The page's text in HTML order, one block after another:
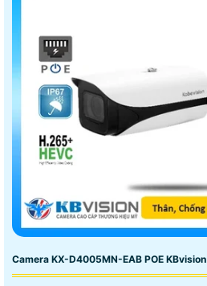
Camera KX-D4005MN-EAB POE KBvision